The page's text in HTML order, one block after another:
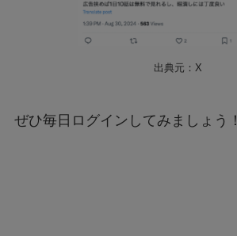
出典元：X
ぜひ毎日ログインしてみましょう！